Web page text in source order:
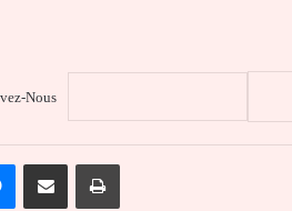
Nous
MessengerPartager par email Imprimer